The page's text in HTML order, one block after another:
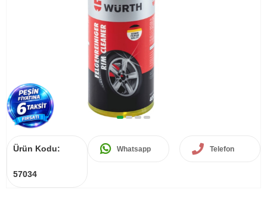
Ürün Kodu:
57034
Whatsapp Telefon